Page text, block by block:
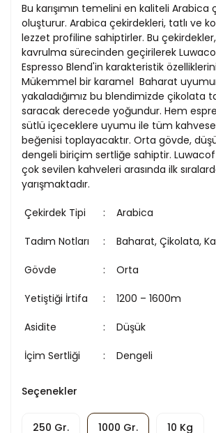
Bu karışımın temelini en kaliteli Arabica
oluşturur. Arabica çekirdekleri, tatlı ve
lezzet profiline sahiptirler. Bu
kavrulma sürecinden geçirilerek
Espresso Blend'in karakteristik
Mükemmel bir karamel Baharat
yakaladığımız bu blendimizde çikolata
saracak derecede yoğundur. Hem
sütlü içeceklere uyumu ile tüm
beğenisi toplayacaktır. Orta gövde,
dengeli biriçim sertliğe sahiptir. Luwacof
çok sevilen kahveleri arasında ilk
yarışmaktadır.
Çekirdek Tipi Arabica
Tadım Notları Baharat, Çikolata,
Gövde Orta
Yetiştiği İrtifa 1200 – 1600m
Asidite Düşük
İçim Sertliği Dengeli
Seçenekler
250 Gr. 1000 Gr. 10 Kg